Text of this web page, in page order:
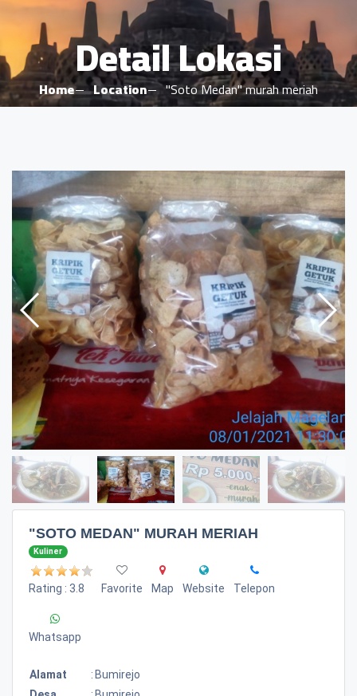
Detail Lokasi
Home Location "Soto Medan" murah meriah
"SOTO MEDAN" MURAH MERIAH
Kuliner
Rating : 3.8 Favorite Map Website Telepon
Whatsapp
Alamat : Bumirejo